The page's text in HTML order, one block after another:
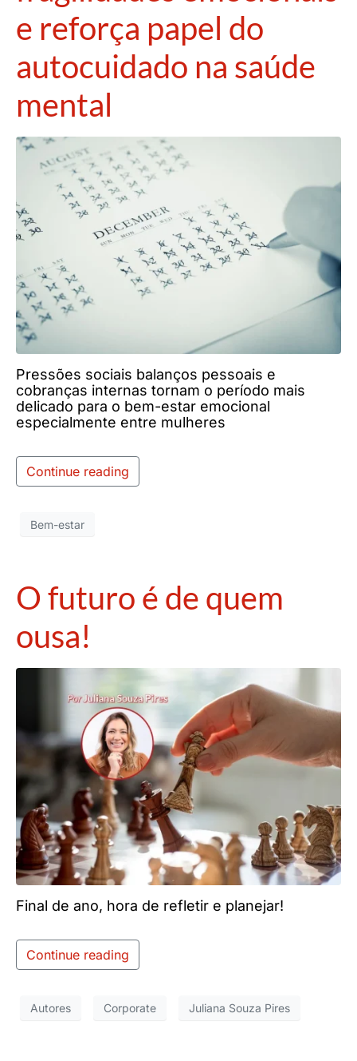
e reforça papel do
autocuidado na saúde
mental
Pressões sociais balanços pessoais e
cobranças internas tornam o período mais
delicado para o bem-estar emocional
especialmente entre mulheres
Continue reading
Bem-estar
O futuro é de quem
ousa!
Final de ano, hora de refletir e planejar!
Continue reading
Autores Corporate Juliana Souza Pires